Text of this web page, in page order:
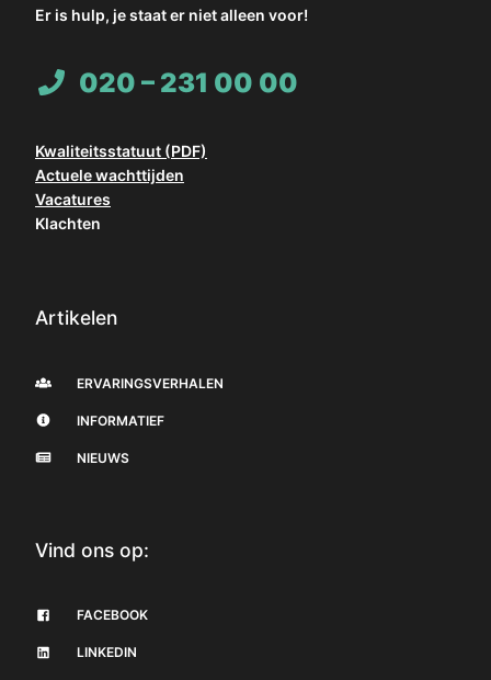
Er is hulp, je staat er niet alleen voor!
020 – 231 00 00
Kwaliteitsstatuut (PDF)
Actuele wachttijden
Vacatures
Klachten
Artikelen
ERVARINGSVERHALEN
INFORMATIEF
NIEUWS
Vind ons op:
FACEBOOK
LINKEDIN